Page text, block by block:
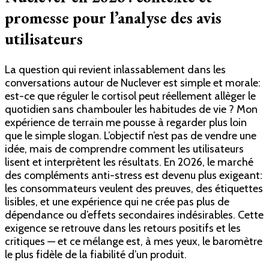
promesse pour l’analyse des avis
utilisateurs
La question qui revient inlassablement dans les
conversations autour de Nuclever est simple et morale:
est-ce que réguler le cortisol peut réellement allèger le
quotidien sans chambouler les habitudes de vie ? Mon
expérience de terrain me pousse à regarder plus loin
que le simple slogan. L’objectif n’est pas de vendre une
idée, mais de comprendre comment les utilisateurs
lisent et interprètent les résultats. En 2026, le marché
des compléments anti-stress est devenu plus exigeant:
les consommateurs veulent des preuves, des étiquettes
lisibles, et une expérience qui ne crée pas plus de
dépendance ou d’effets secondaires indésirables. Cette
exigence se retrouve dans les retours positifs et les
critiques — et ce mélange est, à mes yeux, le baromètre
le plus fidèle de la fiabilité d’un produit.